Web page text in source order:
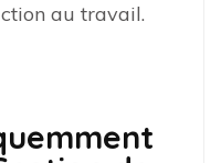
au travail.